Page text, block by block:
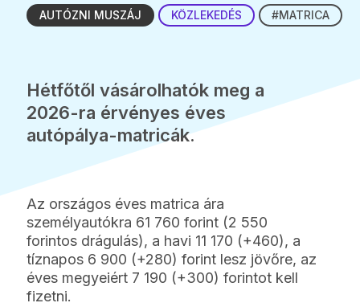
AUTÓZNI MUSZÁJ
KÖZLEKEDÉS #MATRICA
Hétfőtől vásárolhatók meg a
2026-ra érvényes éves
autópálya-matricák.
Az országos éves matrica ára
személyautókra 61 760 forint (2 550
forintos drágulás), a havi 11 170 (+460), a
tíznapos 6 900 (+280) forint lesz jövőre, az
éves megyeiért 7 190 (+300) forintot kell
fizetni.